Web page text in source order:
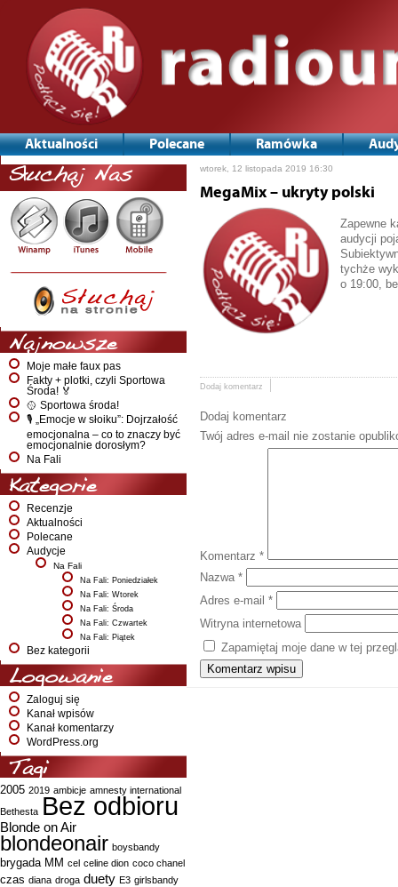
Aktualności Polecane Ramówka
Słuchaj Nas
Najnowsze
Moje małe faux pas
Fakty + plotki, czyli Sportowa
Środa! 🏅
🥎 Sportowa środa!
🎙️ „Emocje w słoiku”: Dojrzałość
emocjonalna – co to znaczy być
emocjonalnie dorosłym?
Na Fali
Kategorie
Recenzje
Aktualności
Polecane
Audycje
Na Fali
Na Fali: Poniedziałek
Na Fali: Wtorek
Na Fali: Środa
Na Fali: Czwartek
Na Fali: Piątek
Bez kategorii
Logowanie
Zaloguj się
Kanał wpisów
Kanał komentarzy
WordPress.org
Tagi
2005 2019 ambicje amnesty international
Bethesta Bez odbioru
Blonde on Air
blondeonair boysbandy
brygada MM cel celine dion coco chanel
czas diana droga duety E3 girlsbandy
wtorek, 12 listopada 2019 16:30
MegaMix – ukryty polski
Zapewne
audycji
tychże
o 19:00,
Dodaj komentarz
Dodaj komentarz
Twój adres e-mail nie zostanie
Komentarz *
Nazwa *
Adres e-mail *
Witryna internetowa
Zapamiętaj moje dane w tej